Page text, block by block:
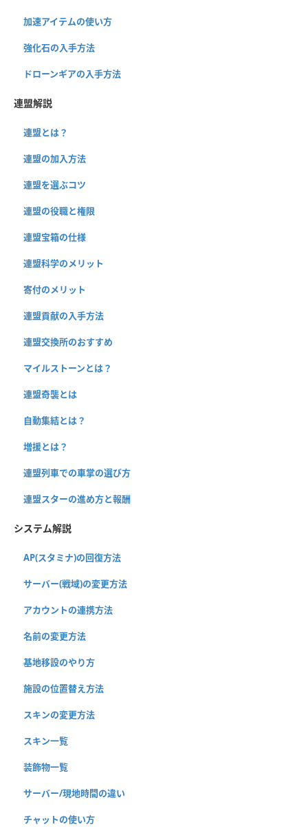
加速アイテムの使い方
強化石の入手方法
ドローンギアの入手方法
連盟解説
連盟とは？
連盟の加入方法
連盟を選ぶコツ
連盟の役職と権限
連盟宝箱の仕様
連盟科学のメリット
寄付のメリット
連盟貢献の入手方法
連盟交換所のおすすめ
マイルストーンとは？
連盟奇襲とは
自動集結とは？
増援とは？
連盟列車での車掌の選び方
連盟スターの進め方と報酬
システム解説
AP(スタミナ)の回復方法
サーバー(戦域)の変更方法
アカウントの連携方法
名前の変更方法
基地移設のやり方
施設の位置替え方法
スキンの変更方法
スキン一覧
装飾物一覧
サーバー/現地時間の違い
チャットの使い方